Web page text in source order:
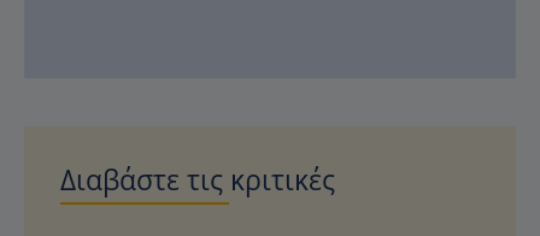
Διαβάστε τις κριτικές